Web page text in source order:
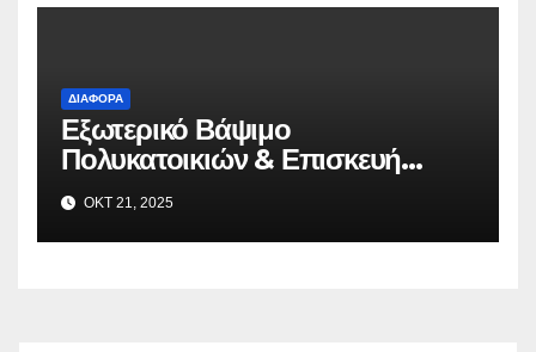
ΔΙΆΦΟΡΑ
Εξωτερικό Βάψιμο
Πολυκατοικιών & Επισκευή
Μπαλκονιών σε Όλη την Αττική –
VAFO.GR
ΟΚΤ 21, 2025